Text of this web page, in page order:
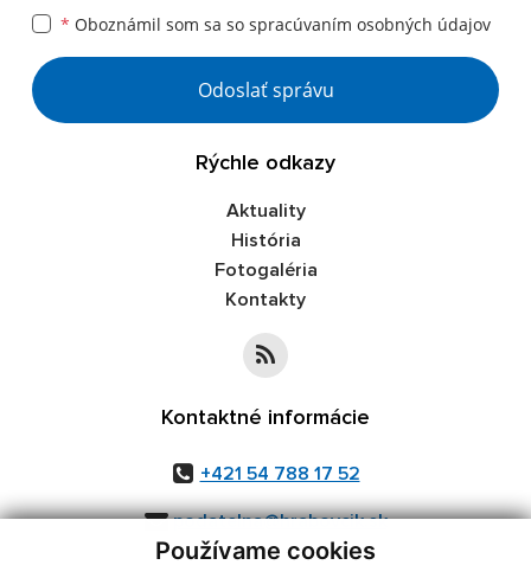
Používame cookies
* Oboznámil som sa so spracúvaním osobných údajov
Google reCaptcha Response
Odoslať správu
Rýchle odkazy
Aktuality
História
Fotogaléria
Kontakty
Kontaktné informácie
+421 54 788 17 52
podatelna@hrabovcik.sk